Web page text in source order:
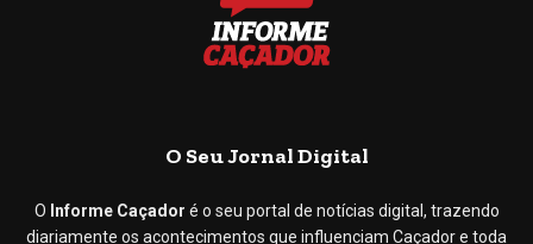
O Seu Jornal Digital
O Informe Caçador é o seu portal de notícias digital, trazendo
diariamente os acontecimentos que influenciam Caçador e toda